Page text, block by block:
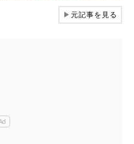
▶元記事を見る